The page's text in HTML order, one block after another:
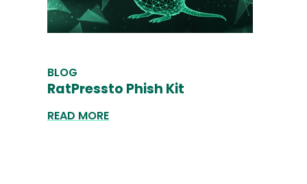
BLOG
RatPressto Phish Kit
READ MORE